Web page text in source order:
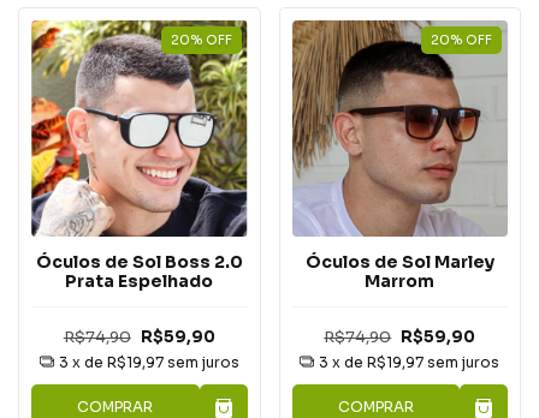
20% OFF
Óculos de Sol Boss 2.0
Prata Espelhado
R$74,90 R$59,90
3 x de R$19,97 sem juros
COMPRAR
20% OFF
Óculos de Sol Marley
Marrom
R$74,90 R$59,90
3 x deR$19,97 sem juros
COMPRAR